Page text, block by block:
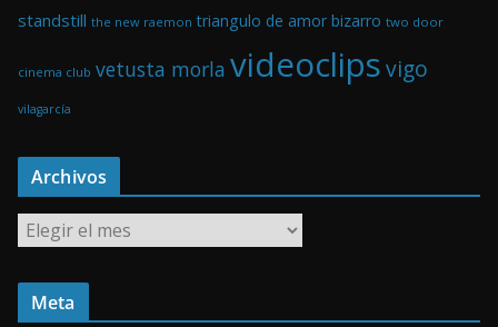
standstill the new raemon triangulo de amor bizarro two door
cinema club vetusta morla videoclipsvigo
vilagarcía
Archivos
r
c
Meta